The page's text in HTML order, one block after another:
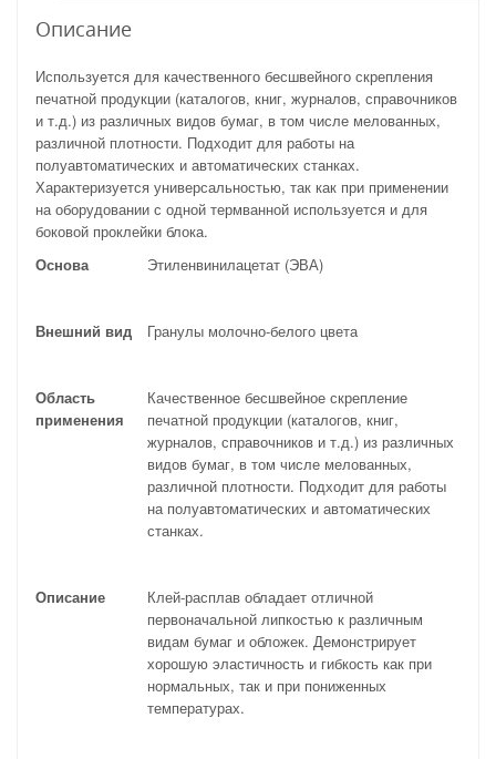
Описание
Используется для качественного бесшвейного скрепления
печатной продукции (каталогов, книг, журналов, справочников
и т.д.) из различных видов бумаг, в том числе мелованных,
различной плотности. Подходит для работы на
полуавтоматических и автоматических станках.
Характеризуется универсальностью, так как при применении
на оборудовании с одной термванной используется и для
боковой проклейки блока.
Основа
Этиленвинилацетат (ЭВА)
Внешний вид Гранулы молочно-белого цвета
Область
применения
Качественное бесшвейное скрепление
печатной продукции (каталогов, книг,
журналов, справочников и т.д.) из различных
видов бумаг, в том числе мелованных,
различной плотности. Подходит для работы
на полуавтоматических и автоматических
станках.
Описание
Клей-расплав обладает отличной
первоначальной липкостью к различным
видам бумаг и обложек. Демонстрирует
хорошую эластичность и гибкость как при
нормальных, так и при пониженных
температурах.